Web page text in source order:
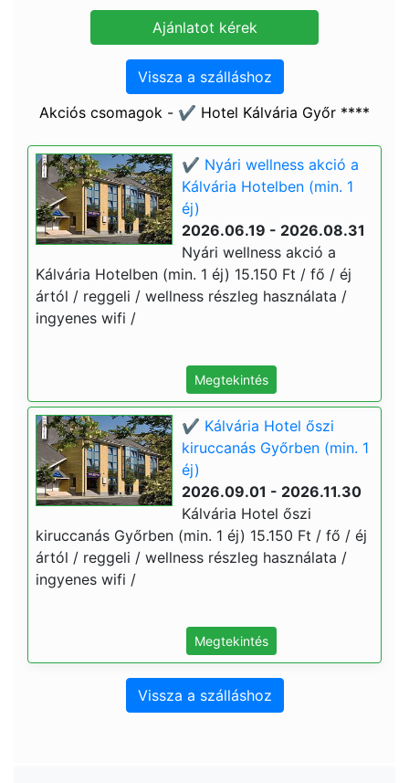
Vissza a szálláshoz
Akciós csomagok - ✔️ Hotel Kálvária Győr ****
✔️ Nyári wellness akció a
Kálvária Hotelben (min. 1
éj)
2026.06.19 - 2026.08.31
Nyári wellness akció a
Kálvária Hotelben (min. 1 éj) 15.150 Ft / fő / éj
ártól / reggeli / wellness részleg használata /
ingyenes wifi /
Megtekintés
✔️ Kálvária Hotel őszi
kiruccanás Győrben (min. 1
éj)
2026.09.01 - 2026.11.30
Kálvária Hotel őszi
kiruccanás Győrben (min. 1 éj) 15.150 Ft / fő / éj
ártól / reggeli / wellness részleg használata /
ingyenes wifi /
Megtekintés
Vissza a szálláshoz